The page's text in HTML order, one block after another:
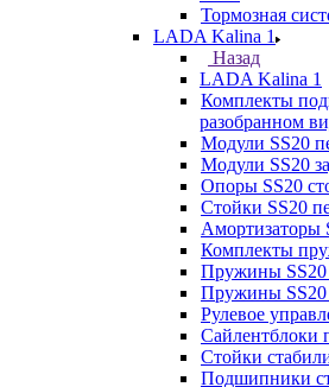
Тормозная
LADA Kalina 1
Назад
LADA Kalina 1
Комплекты
разобранном
Модули SS20
Модули SS20
Опоры SS20
Стойки SS20
Амортизаторы
Комплекты
Пружины SS20
Пружины SS20
Рулевое
Сайлентблоки
Стойки
Подшипники